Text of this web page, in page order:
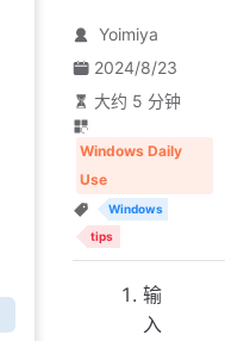
Yoimiya
2024/8/23
大约 5 分钟
Windows Daily
Use
Windows
tips
输
入